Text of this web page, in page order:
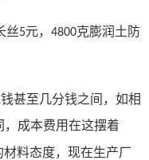
丝5元， 4800克膨润土防
甚至几分钱之间，如相
成本费用在这摆着
料态度，现在生产厂